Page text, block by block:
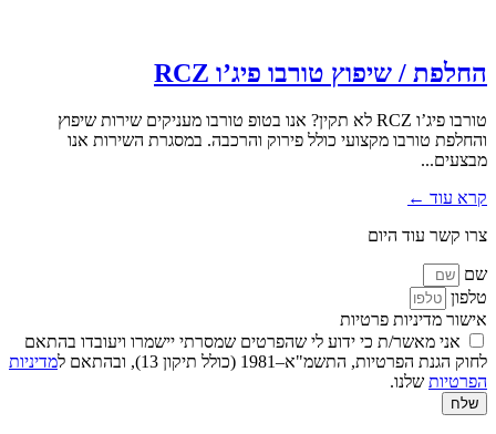
החלפת / שיפוץ טורבו פיג’ו RCZ
טורבו פיג’ו RCZ לא תקין? אנו בטופ טורבו מעניקים שירות שיפוץ
והחלפת טורבו מקצועי כולל פירוק והרכבה. במסגרת השירות אנו
מבצעים...
קרא עוד ←
צרו קשר עוד היום
שם
טלפון
אישור מדיניות פרטיות
אני מאשר/ת כי ידוע לי שהפרטים שמסרתי יישמרו ויעובדו בהתאם
לחוק הגנת הפרטיות, התשמ"א–1981 (כולל תיקון 13), ובהתאם ל
מדיניות
הפרטיות שלנו.
שלח